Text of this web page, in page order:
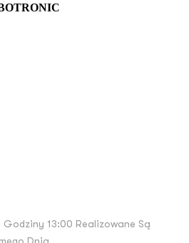
Godziny 13:00 Realizowane Są